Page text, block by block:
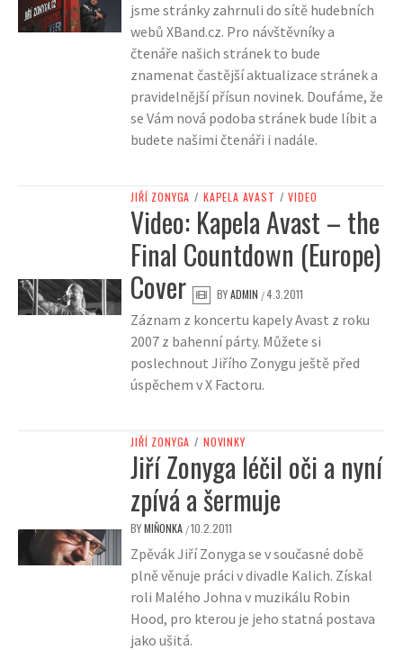
jsme stránky zahrnuli do sítě hudebních
webů XBand.cz. Pro návštěvníky a
čtenáře našich stránek to bude
znamenat častější aktualizace stránek a
pravidelnější přísun novinek. Doufáme, že
se Vám nová podoba stránek bude líbit a
budete našimi čtenáři i nadále.
JIŘÍ ZONYGA / KAPELA AVAST / VIDEO
Video: Kapela Avast – the
Final Countdown (Europe)
Cover
BYADMIN /4.3.2011
Záznam z koncertu kapely Avast z roku
2007 z bahenní párty. Můžete si
poslechnout Jiřího Zonygu ještě před
úspěchem v X Factoru.
JIŘÍ ZONYGA / NOVINKY
Jiří Zonyga léčil oči a nyní
zpívá a šermuje
BYMIŇONKA /10.2.2011
Zpěvák Jiří Zonyga se v současné době
plně věnuje práci v divadle Kalich. Získal
roli Malého Johna v muzikálu Robin
Hood, pro kterou je jeho statná postava
jako ušitá.